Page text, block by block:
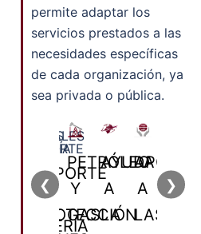
permite adaptar los
servicios prestados a las
necesidades específicas
de cada organización, ya
sea privada o pública.
❮
TRANSPORTE
INGENIERÍA
LA
PROTECCIÓN
PETRÓLEO
Y
GAS
AYUDA
A
LA
APOYO
A
LAS
&
❯